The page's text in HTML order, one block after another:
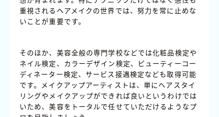
重視されるヘアメイクの世界では、努力を常に止めな
いことが重要です。
そのほか、美容全般の専門学校などでは化粧品検定や
ネイル検定、カラーデザイン検定、ビューティーコー
ディネーター検定、サービス接遇検定なども取得可能
です。メイクアップアーティストは、単にヘアスタイ
リングやメイクアップができれば良いというわけでは
いため、美容をトータルで任せていただけるようなプ